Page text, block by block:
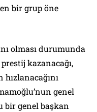
bir grup öne
olması durumunda
kazanacağı,
genel
bir genel başkan